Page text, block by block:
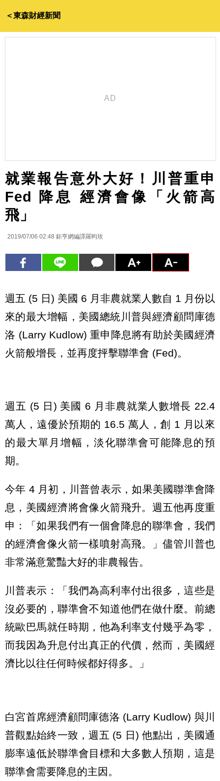
＜東森財經新聞
就業報告意外大好！川普重申
Fed 降息 經濟會像「火箭高
飛」
2019/07/06 02:48 鉅亨網編譯羅昀玫
週五 (5 日) 美國 6 月非農就業人數自 1 月份以
來的最大增幅，美國總統川普與經濟顧問庫德
洛 (Larry Kudlow) 重申降息將有助於美國經濟
火箭般增長，並再度抨擊聯準會 (Fed)。
週五 (5 日) 美國 6 月非農就業人數增長 22.4
萬人，遠優於預期的 16.5 萬人，創 1 月以來
的最大單月增幅，淡化聯準會可能降息的預
期。
今年 4 月初，川普曾表示，如果美國聯準會降
息，美國經濟將會像火箭飛升。週五他再度重
申：「如果我們有一個會降息的聯準會，我們
的經濟會像火箭一樣噴射高飛。」儘管川普也
非常滿意驚豔大好的非農報告。
川普表示：「我們為高利率付出很多，這些是
沒必要的，聯準會不知道他們在做什麼。前總
統歐巴馬就任時期，他為利率支付幾乎為零，
而我因為升息付出真正的代價，然而，美國經
濟比以往任何時候都好得多。」
白宮首席經濟顧問庫德洛 (Larry Kudlow) 與川
普觀點始終一致，週五 (5 日) 他點出，美國通
膨率遠低於聯準會目標和大多數人預期，這是
聯準會需要降息的主因。